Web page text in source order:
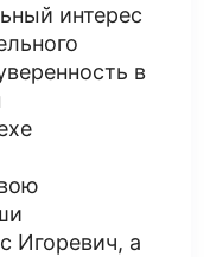
интерес
в
Игоревич, а